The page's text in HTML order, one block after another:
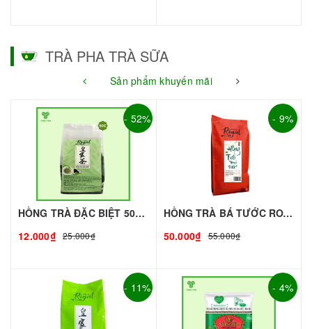
TRÀ PHA TRÀ SỮA
Sản phẩm khuyến mãi
- 52%
HỒNG TRÀ ĐẶC BIỆT 50G - ROYAL I NGUYÊN LIỆU PHA CHẾ - TOBEE FOOD
12.000₫ 25.000₫
- 9%
HỒNG TRÀ BÁ TƯỚC ROYAL (gói 500g)
50.000₫
55.000₫
- 11% - 4%